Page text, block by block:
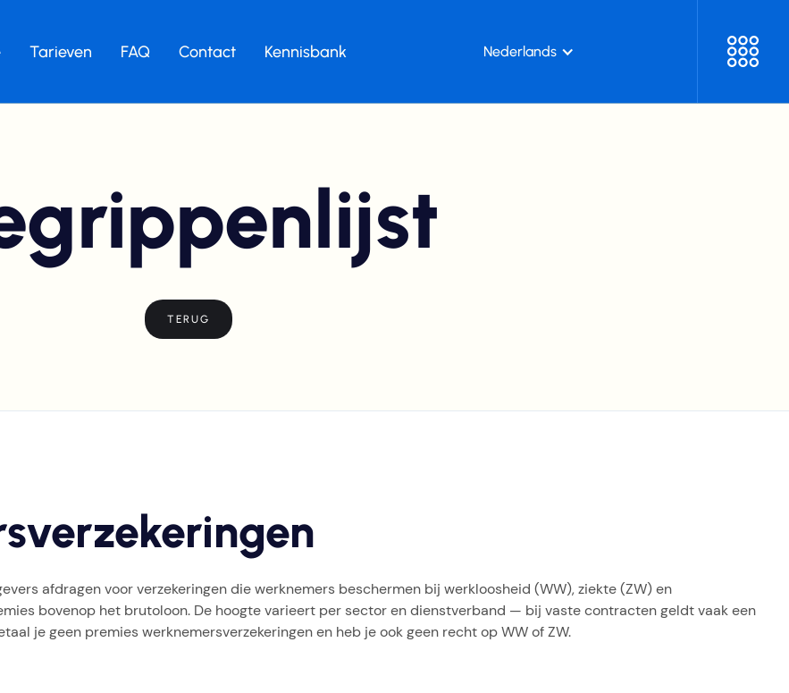
Tarieven FAQ Contact Kennisbank Nederlands
TERUG
afdragen voor verzekeringen die werknemers beschermen bij werkloosheid (WW), ziekte (ZW) en
bovenop het brutoloon. De hoogte varieert per sector en dienstverband — bij vaste contracten geldt vaak een
je geen premies werknemersverzekeringen en heb je ook geen recht op WW of ZW.